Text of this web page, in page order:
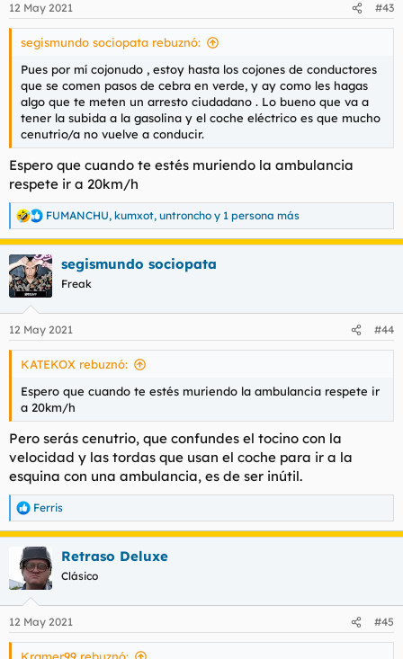
e
s
12 May 2021 #43
segismundo sociopata rebuznó:
Pues por mí cojonudo , estoy hasta los cojones de conductores
que se comen pasos de cebra en verde, y ay como les hagas
algo que te meten un arresto ciudadano . Lo bueno que va a
tener la subida a la gasolina y el coche eléctrico es que mucho
cenutrio/a no vuelve a conducir.
Espero que cuando te estés muriendo la ambulancia
respete ir a 20km/h
R
e
a
c
c
i
e
s
FUMANCHU, kumxot, untroncho y 1 persona más
segismundo sociopata
Freak
12 May 2021 #44
KATEKOX rebuznó:
Espero que cuando te estés muriendo la ambulancia respete ir
a 20km/h
Pero serás cenutrio, que confundes el tocino con la
velocidad y las tordas que usan el coche para ir a la
esquina con una ambulancia, es de ser inútil.
R
e
a
c
i
e
s
Ferris
Retraso Deluxe
Clásico
12 May 2021 #45